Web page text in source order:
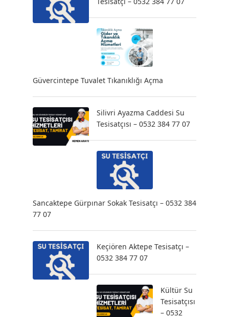
Güvercintepe Tuvalet Tıkanıklığı Açma
Silivri Ayazma Caddesi Su
Tesisatçısı – 0532 384 77 07
Sancaktepe Gürpınar Sokak Tesisatçı – 0532 384
77 07
Keçiören Aktepe Tesisatçı –
0532 384 77 07
Kültür Su
Tesisatçısı
– 0532